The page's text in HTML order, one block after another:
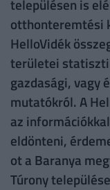
településen is
otthonteremtési
HelloVidék
területei
gazdasági, vagy
mutatókról. A
az
eldönteni,
ot a Baranya
Túrony